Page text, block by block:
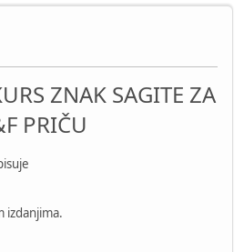
ZNAK SAGITE ZA
PRIČU
izdanjima.